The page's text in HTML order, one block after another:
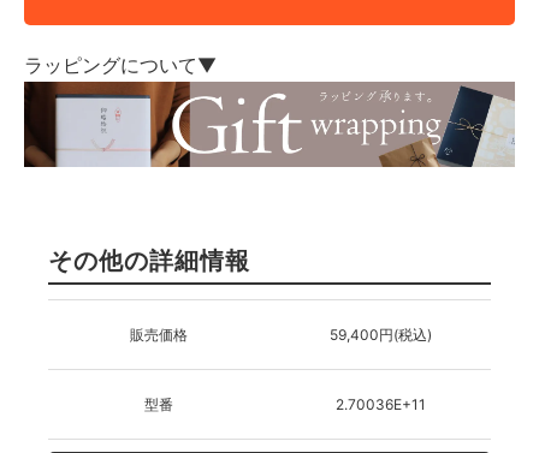
ラッピングについて▼
その他の詳細情報
販売価格 59,400円(税込)
型番 2.70036E+11